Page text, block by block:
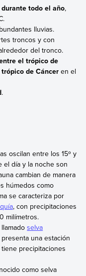
todo el año,
lluvias.
troncos y con
del tronco.
el trópico de
de Cánceren el
.
oscilan entre los 15º y
el día y la noche son
cambian de manera
húmedos como
se caracteriza por
, con precipitaciones
milímetros.
llamadoselva
una estación
precipitaciones
como selva